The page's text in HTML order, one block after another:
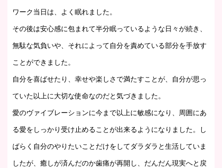
ワーク当日は、よく眠れました。
その後は安心感に包まれて半分眠っているような日々が続き、
無駄な気負いや、それによって自分を責めている部分を手放す
ことができました。
自分を喜ばせたり、幸せや楽しさで満たすことが、自分が思っ
ていた以上に大切な使命なのだと気づきました。
愛のヴァイブレーションに今まで以上に敏感になり、周囲にあ
る愛をしっかり受け止めることが出来るようになりました。し
ばらく自分のやりたいことだけをしてダラダラと生活していま
したが、癒しが済んだのか歯痛が再開し、だんだん現実へと戻